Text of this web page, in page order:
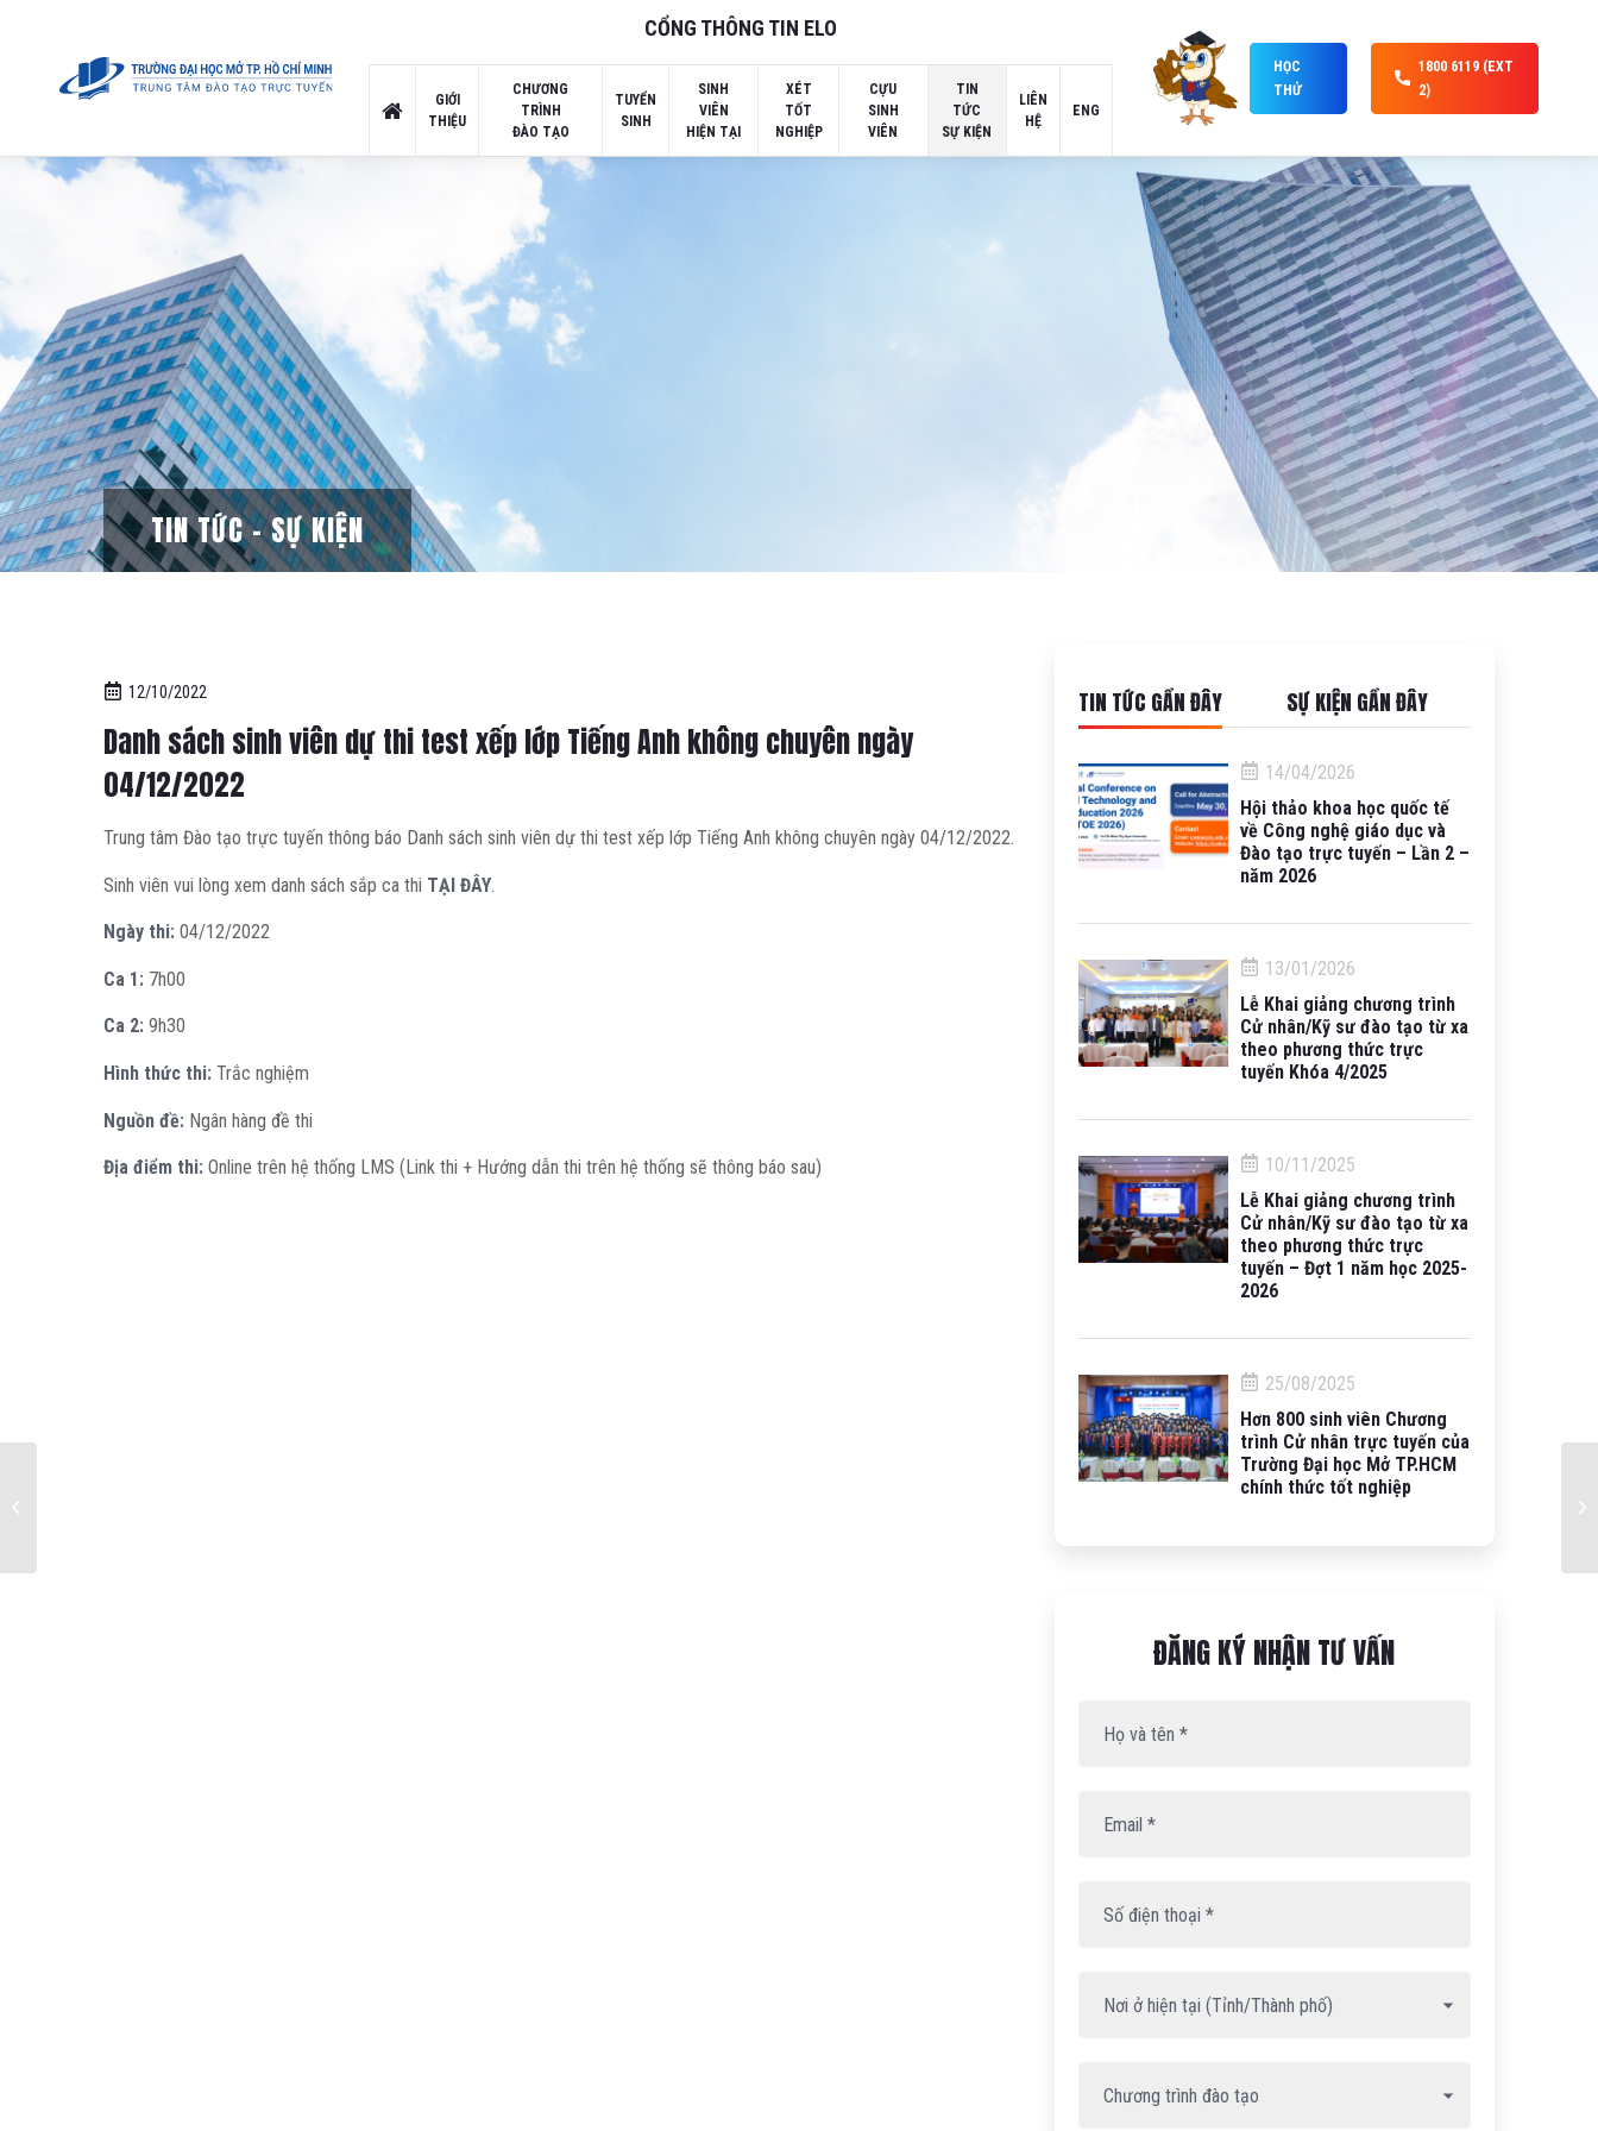
GIỚI
THIỆU
CHƯƠNG
TRÌNH
ĐÀO TẠO
TUYỂN
SINH
SINH
VIÊN
HIỆN TẠI
XÉT
TỐT
NGHIỆP
CỰU
SINH
VIÊN
TIN
TỨC
SỰ KIỆN
LIÊN
HỆ
ENG
CỔNG THÔNG TIN ELO
HỌC
THỬ
1800 6119 (EXT
2)
TIN TỨC – SỰ KIỆN
12/10/2022
Danh sách sinh viên dự thi test xếp lớp Tiếng Anh không chuyên ngày
04/12/2022
Trung tâm Đào tạo trực tuyến thông báo Danh sách sinh viên dự thi test xếp lớp Tiếng Anh không chuyên ngày 04/12/2022.
Sinh viên vui lòng xem danh sách sắp ca thi TẠI ĐÂY
Ngày thi: 04/12/2022
Ca 1: 7h00
Ca 2: 9h30
Hình thức thi: Trắc nghiệm
Nguồn đề: Ngân hàng đề thi
Địa điểm thi: Online trên hệ thống LMS (Link thi + Hướng dẫn thi trên hệ thống sẽ thông báo sau)
TIN TỨC GẦN ĐÂY SỰ KIỆN GẦN ĐÂY
14/04/2026
Hội thảo khoa học quốc tế
về Công nghệ giáo dục và
Đào tạo trực tuyến – Lần 2 –
năm 2026
13/01/2026
Lễ Khai giảng chương trình
Cử nhân/Kỹ sư đào tạo từ xa
theo phương thức trực
tuyến Khóa 4/2025
10/11/2025
Lễ Khai giảng chương trình
Cử nhân/Kỹ sư đào tạo từ xa
theo phương thức trực
tuyến – Đợt 1 năm học 2025-
2026
25/08/2025
Hơn 800 sinh viên Chương
trình Cử nhân trực tuyến của
Trường Đại học Mở TP.HCM
chính thức tốt nghiệp
ĐĂNG KÝ NHẬN TƯ VẤN
WIDGET